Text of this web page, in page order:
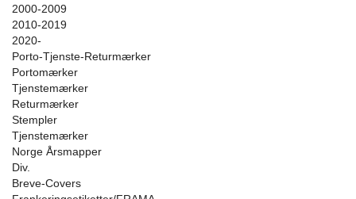
2000-2009
2010-2019
2020-
Porto-Tjenste-Returmærker
Portomærker
Tjenstemærker
Returmærker
Stempler
Tjenstemærker
Norge Årsmapper
Div.
Breve-Covers